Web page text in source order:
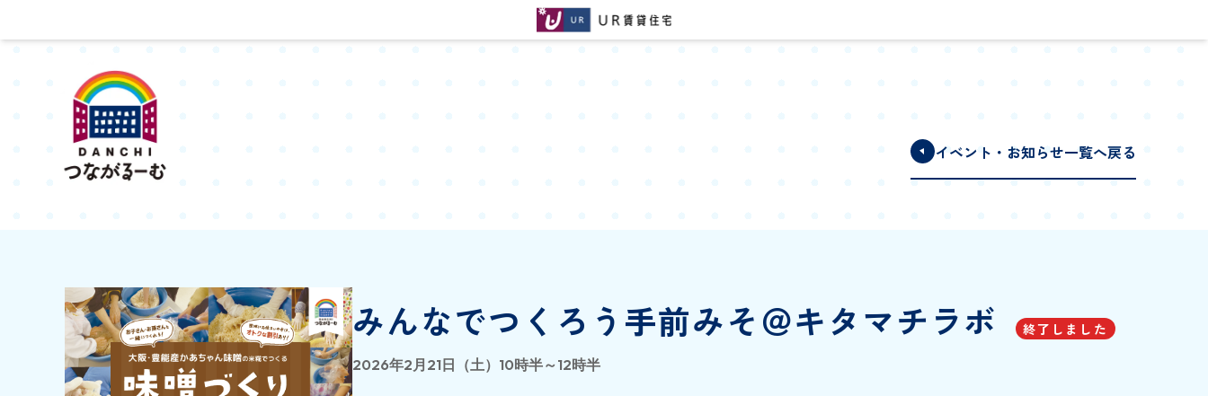
イベント・お知らせ一覧へ戻る
みんなでつくろう手前みそ＠キタマチラボ
終了しました
2026年2月21日（土）10時半～12時半